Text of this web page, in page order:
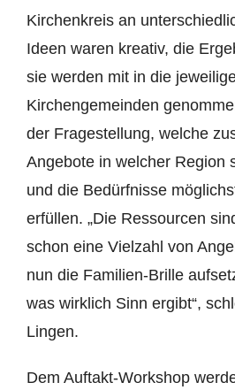
Kirchenkreis an
Ideen waren kreativ, die
sie werden mit in die
Kirchengemeinden
der Fragestellung, welche
Angebote in welcher Region
und die Bedürfnisse
erfüllen. „Die Ressourcen
schon eine Vielzahl von
nun die Familien-Brille
was wirklich Sinn ergibt“,
Lingen.
Dem Auftakt-Workshop